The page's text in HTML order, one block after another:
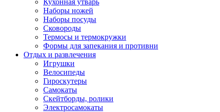
Кухонная утварь
Наборы ножей
Наборы посуды
Сковороды
Термосы и термокружки
Формы для запекания и противни
Отдых и развлечения
Игрушки
Велосипеды
Гироскутеры
Самокаты
Скейтборды, ролики
Электросамокаты